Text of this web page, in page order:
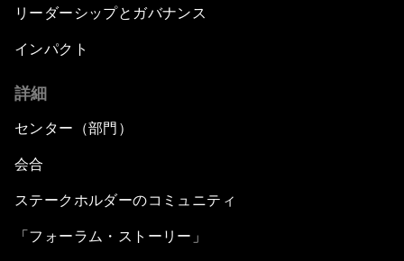
リーダーシップとガバナンス
インパクト
詳細
センター（部門）
会合
ステークホルダーのコミュニティ
「フォーラム・ストーリー」